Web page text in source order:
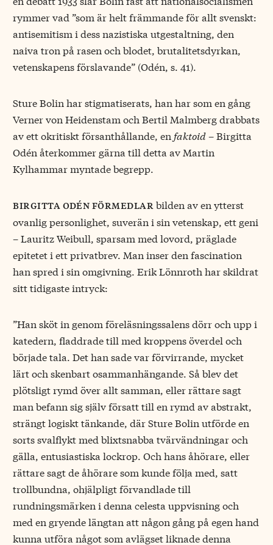
rymmer vad ”som är helt främmande för allt svenskt:
antisemitism i dess nazistiska utgestaltning, den
naiva tron på rasen och blodet, brutalitetsdyrkan,
vetenskapens förslavande” (Odén, s. 41).
Sture Bolin har stigmatiserats, han har som en gång
Verner von Heidenstam och Bertil Malmberg drabbats
av ett okritiskt försanthållande, en faktoid– Birgitta
Odén återkommer gärna till detta av Martin
Kylhammar myntade begrepp.
birgitta odén förmedlarbilden av en ytterst
ovanlig personlighet, suverän i sin vetenskap, ett geni
– Lauritz Weibull, sparsam med lovord, präglade
epitetet i ett privatbrev. Man inser den fascination
han spred i sin omgivning. Erik Lönnroth har skildrat
sitt tidigaste intryck:
”Han sköt in genom föreläsningssalens dörr och upp i
katedern, fladdrade till med kroppens överdel och
började tala. Det han sade var förvirrande, mycket
lärt och skenbart osammanhängande. Så blev det
plötsligt rymd över allt samman, eller rättare sagt
man befann sig själv försatt till en rymd av abstrakt,
strängt logiskt tänkande, där Sture Bolin utförde en
sorts svalflykt med blixtsnabba tvärvändningar och
gälla, entusiastiska lockrop. Och hans åhörare, eller
rättare sagt de åhörare som kunde följa med, satt
trollbundna, ohjälpligt förvandlade till
rundningsmärken i denna celesta uppvisning och
med en gryende längtan att någon gång på egen hand
kunna utföra något som avlägset liknade denna